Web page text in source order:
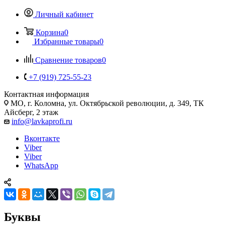
Личный кабинет
Корзина0
Избранные товары0
Сравнение товаров0
+7 (919) 725-55-23
Контактная информация
МО, г. Коломна, ул. Октябрьской революции, д. 349, ТК
Айсберг, 2 этаж
info@lavkaprofi.ru
Вконтакте
Viber
Viber
WhatsApp
Буквы